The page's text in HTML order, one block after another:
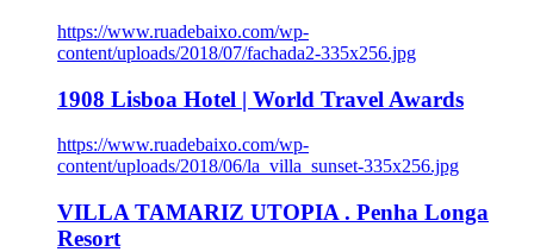
https://www.ruadebaixo.com/wp-
content/uploads/2018/07/fachada2-335x256.jpg
1908 Lisboa Hotel | World Travel Awards
https://www.ruadebaixo.com/wp-
content/uploads/2018/06/la_villa_sunset-335x256.jpg
VILLA TAMARIZ UTOPIA . Penha Longa
Resort